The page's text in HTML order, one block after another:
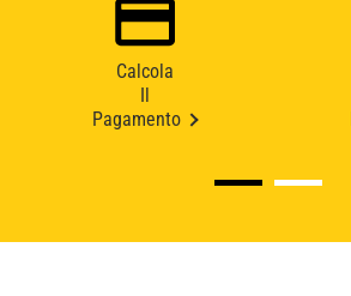
Calcola
Pagamento